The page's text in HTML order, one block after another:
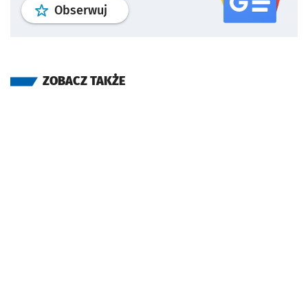
Obserwuj profil serwisu
ZOBACZ TAKŻE